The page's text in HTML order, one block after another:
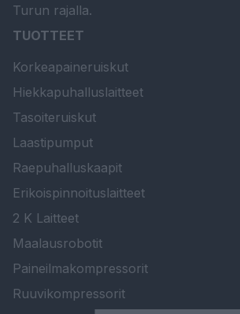
Turun rajalla.
TUOTTEET
Korkeapaineruiskut
Hiekkapuhalluslaitteet
Tasoiteruiskut
Laastipumput
Raepuhalluskaapit
Erikoispinnoituslaitteet
2 K Laitteet
Maalausrobotit
Paineilmakompressorit
Ruuvikompressorit